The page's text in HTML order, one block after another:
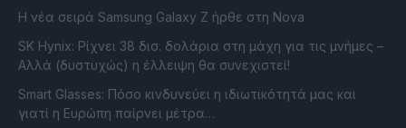
Η νέα σειρά Samsung Galaxy Ζ ήρθε στη Nova
SK Hynix: Ρίχνει 38 δισ. δολάρια στη μάχη για τις μνήμες –
Αλλά (δυστυχώς) η έλλειψη θα συνεχιστεί!
Smart Glasses: Πόσο κινδυνεύει η ιδιωτικότητά μας και
γιατί η Ευρώπη παίρνει μέτρα…